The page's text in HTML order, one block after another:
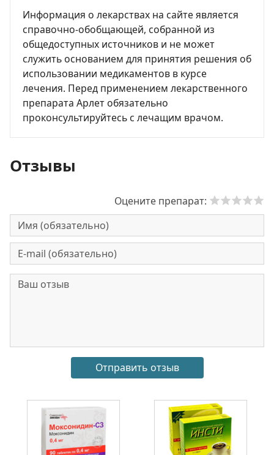
Информация о лекарствах на сайте является
справочно-обобщающей, собранной из
общедоступных источников и не может
служить основанием для принятия решения об
использовании медикаментов в курсе
лечения. Перед применением лекарственного
препарата Арлет обязательно
проконсультируйтесь с лечащим врачом.
Отзывы
Оцените препарат: